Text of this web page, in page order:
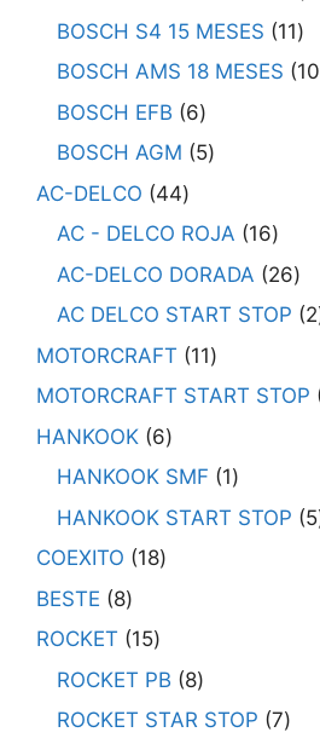
BOSCH S4 15 MESES
11
BOSCH AMS 18 MESES
10
BOSCH EFB
6
BOSCH AGM
5
AC-DELCO
44
AC - DELCO ROJA
16
AC-DELCO DORADA
26
AC DELCO START STOP
2
MOTORCRAFT
11
MOTORCRAFT START STOP
HANKOOK 6
HANKOOK SMF
1
HANKOOK START STOP
5
COEXITO
18
BESTE
8
ROCKET
15
ROCKET PB
8
ROCKET STAR STOP 7